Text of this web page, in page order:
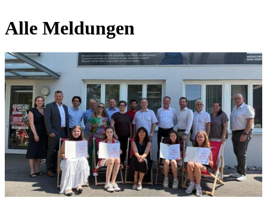
Alle Meldungen